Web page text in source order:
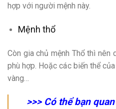
hợp với người mệnh này.
Mệnh thổ
Còn gia chủ mệnh Thổ thì nên
phù hợp. Hoặc các biến thể
vàng…
>>> Có thể bạn